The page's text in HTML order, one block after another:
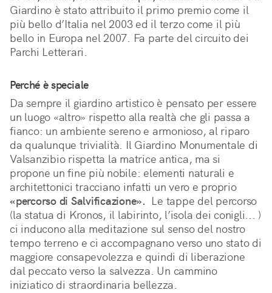
Giardino è stato attribuito il primo premio come il
più bello d’Italia nel 2003 ed il terzo come il più
bello in Europa nel 2007. Fa parte del circuito dei
Parchi Letterari.
Perché è speciale
Da sempre il giardino artistico è pensato per essere
un luogo «altro» rispetto alla realtà che gli passa a
fianco: un ambiente sereno e armonioso, al riparo
da qualunque trivialità. Il Giardino Monumentale di
Valsanzibio rispetta la matrice antica, ma si
propone un fine più nobile: elementi naturali e
architettonici tracciano infatti un vero e proprio
«percorso di Salvificazione».
  Le tappe del percorso
(la statua di Kronos, il labirinto, l’isola dei conigli... )
ci inducono alla meditazione sul senso del nostro
tempo terreno e ci accompagnano verso uno stato di
maggiore consapevolezza e quindi di liberazione
dal peccato verso la salvezza. Un cammino
iniziatico di straordinaria bellezza.